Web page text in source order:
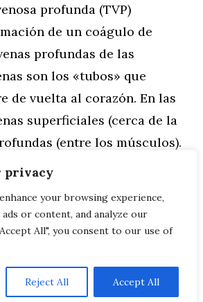
privacy
your browsing experience,
or content, and analyze our
All", you consent to our use of
Reject All Accept All
profunda (TVP)
de un coágulo de
profundas de las
son los «tubos» que
de vuelta al corazón. En las
superficiales (cerca de la
(entre los músculos).
se coagula en …
DE PRIVACIDAD, COOKIES